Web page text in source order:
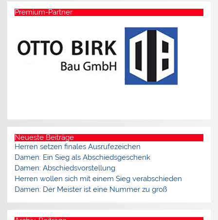
Premium-Partner
Neueste Beiträge
Herren setzen finales Ausrufezeichen
Damen: Ein Sieg als Abschiedsgeschenk
Damen: Abschiedsvorstellung
Herren wollen sich mit einem Sieg verabschieden
Damen: Der Meister ist eine Nummer zu groß